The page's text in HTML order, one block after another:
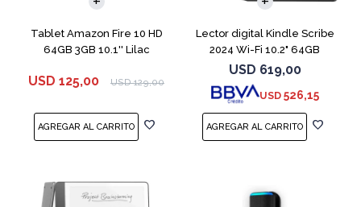
Tablet Amazon Fire 10 HD
64GB 3GB 10.1'' Lilac
USD 125,00 USD 129,00
Lector digital Kindle Scribe
2024 Wi-Fi 10.2" 64GB
Tungsten
USD 619,00
USD 526,15